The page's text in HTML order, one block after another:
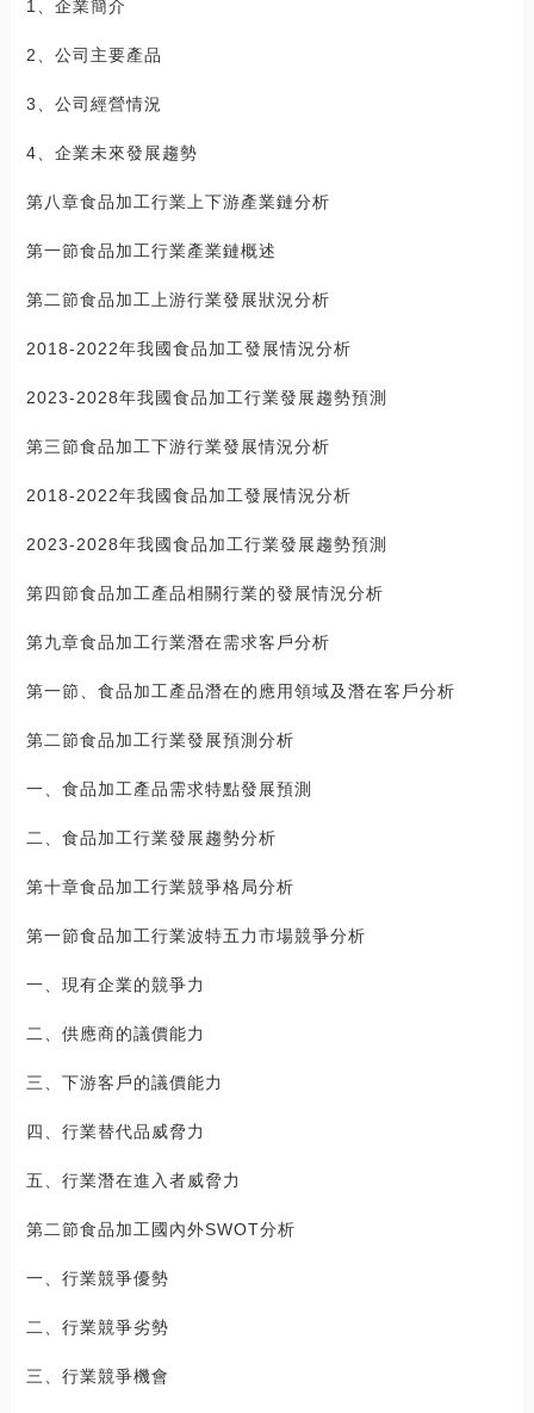
1、企業簡介
2、公司主要產品
3、公司經營情況
4、企業未來發展趨勢
第八章食品加工行業上下游產業鏈分析
第一節食品加工行業產業鏈概述
第二節食品加工上游行業發展狀況分析
2018-2022年我國食品加工發展情況分析
2023-2028年我國食品加工行業發展趨勢預測
第三節食品加工下游行業發展情況分析
2018-2022年我國食品加工發展情況分析
2023-2028年我國食品加工行業發展趨勢預測
第四節食品加工產品相關行業的發展情況分析
第九章食品加工行業潛在需求客戶分析
第一節、食品加工產品潛在的應用領域及潛在客戶分析
第二節食品加工行業發展預測分析
一、食品加工產品需求特點發展預測
二、食品加工行業發展趨勢分析
第十章食品加工行業競爭格局分析
第一節食品加工行業波特五力市場競爭分析
一、現有企業的競爭力
二、供應商的議價能力
三、下游客戶的議價能力
四、行業替代品威脅力
五、行業潛在進入者威脅力
第二節食品加工國內外SWOT分析
一、行業競爭優勢
二、行業競爭劣勢
三、行業競爭機會